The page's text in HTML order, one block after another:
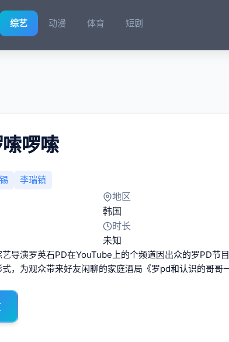
综艺 动漫 体育 短剧
啰嗦
李瑞镇
地区
韩国
时长
未知
艺导演罗英石PD在YouTube上的个频道因出众的罗PD节
式，为观众带来好友闲聊的家庭酒局《罗pd和认识的